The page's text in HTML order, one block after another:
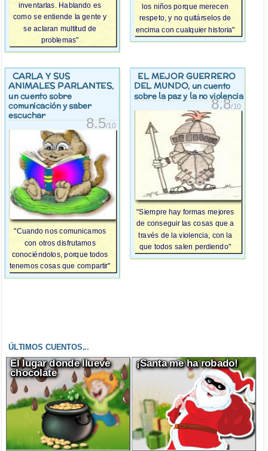
inventarlas. Hablando es
como se entiende la gente y
se aclaran multitud de
problemas"
los niños porque merecen
respeto, y no quitárselos de
encima con cualquier historia"
CARLA Y SUS
ANIMALES PARLANTES,
un cuento sobre
comunicación y saber
escuchar
8.5/10
"Cuando nos comunicamos
con otros disfrutamos
conociéndolos, porque todos
tenemos cosas que compartir"
EL MEJOR GUERRERO
DEL MUNDO, un cuento
sobre la paz y la no violencia
8.8/10
"Siempre hay formas mejores
de conseguir las cosas que a
través de la violencia, con la
que todos salen perdiendo"
ÚLTIMOS CUENTOS...
El lugar donde llueve
chocolate
¡Santa me ha robado!